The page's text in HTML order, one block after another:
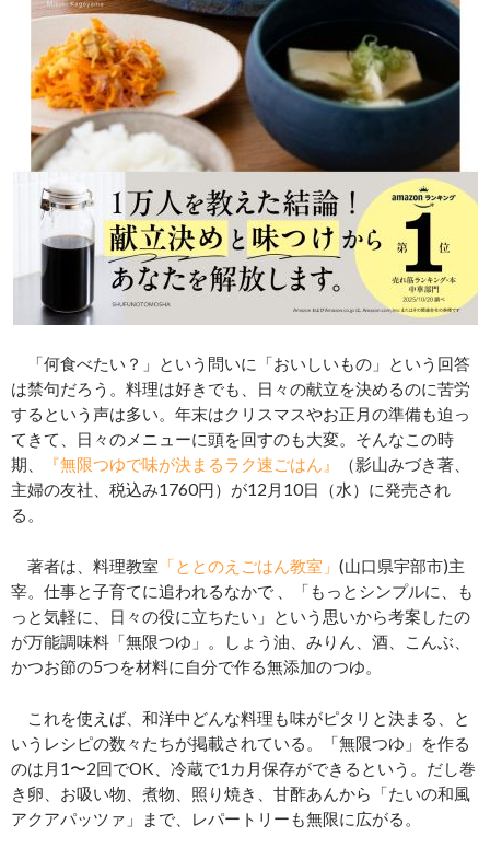
「何食べたい？」という問いに「おいしいもの」という回答
は禁句だろう。料理は好きでも、日々の献立を決めるのに苦労
するという声は多い。年末はクリスマスやお正月の準備も迫っ
てきて、日々のメニューに頭を回すのも大変。そんなこの時
期、
『無限つゆで味が決まるラク速ごはん』
（影山みづき著、
主婦の友社、税込み1760円）が12月10日（水）に発売され
る。
著者は、料理教室 「ととのえごはん教室」 (山口県宇部市)主
宰。仕事と子育てに追われるなかで 、「もっとシンプルに、も
っと気軽に、日々の役に立ちたい」という思いから考案したの
が万能調味料「無限つゆ」。しょう油、みりん、酒、こんぶ、
かつお節の5つを材料に自分で作る無添加のつゆ。
これを使えば、和洋中どんな料理も味がピタリと決まる、と
いうレシピの数々たちが掲載されている。「無限つゆ」を作る
のは月1〜2回でOK、冷蔵で1カ月保存ができるという。だし巻
き卵、お吸い物、煮物、照り焼き、甘酢あんから「たいの和風
アクアパッツァ」まで、レパートリーも無限に広がる。